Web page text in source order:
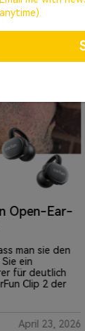
Open-Ear-
man sie den
ein
für deutlich
Clip 2 der
April 23, 2026
anytime).